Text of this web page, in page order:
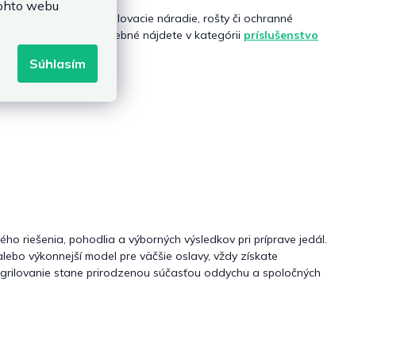
webu
Súhlasím
ku grilom
. Grilovacie náradie, rošty či ochranné
Všetko potrebné nájdete v kategórii príslušenstvo
riešenia, pohodlia a výborných výsledkov pri príprave jedál.
výkonnejší model pre väčšie oslavy, vždy získate
stane prirodzenou súčasťou oddychu a spoločných